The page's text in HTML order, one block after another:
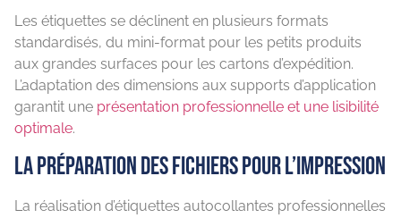
Les étiquettes se déclinent en plusieurs formats
standardisés, du mini-format pour les petits produits
aux grandes surfaces pour les cartons d’expédition.
L’adaptation des dimensions aux supports d’application
garantit une présentation professionnelle et une lisibilité
optimale.
La préparation des fichiers pour l’impression
La réalisation d’étiquettes autocollantes professionnelles